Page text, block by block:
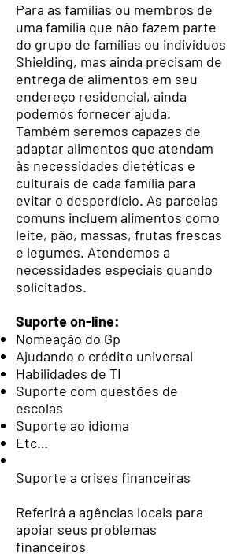
Para as famílias ou membros de
uma família que não fazem parte
do grupo de famílias ou indivíduos
Shielding, mas ainda precisam de
entrega de alimentos em seu
endereço residencial, ainda
podemos fornecer ajuda.
Também seremos capazes de
adaptar alimentos que atendam
às necessidades dietéticas e
culturais de cada família para
evitar o desperdício. As parcelas
comuns incluem alimentos como
leite, pão, massas, frutas frescas
e legumes. Atendemos a
necessidades especiais quando
solicitados.
Suporte on-line:
Nomeação do Gp
Ajudando o crédito universal
Habilidades de TI
Suporte com questões de
escolas
Suporte ao idioma
Etc…
Suporte a crises financeiras
Referirá a agências locais para
apoiar seus problemas
financeiros